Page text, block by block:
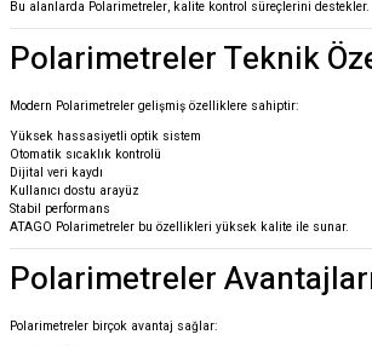
Bu alanlarda Polarimetreler, kalite kontrol süreçlerini destekler.
Polarimetreler Teknik
Modern Polarimetreler gelişmiş özelliklere sahiptir:
Yüksek hassasiyetli optik sistem
Otomatik sıcaklık kontrolü
Dijital veri kaydı
Kullanıcı dostu arayüz
Stabil performans
ATAGO Polarimetreler bu özellikleri yüksek kalite ile sunar.
Polarimetreler
Polarimetreler birçok avantaj sağlar: